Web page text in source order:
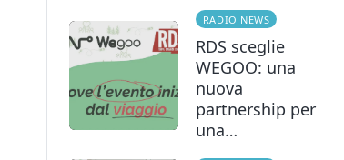
RADIO NEWS
RDS sceglie
WEGOO: una
nuova
partnership per
una…